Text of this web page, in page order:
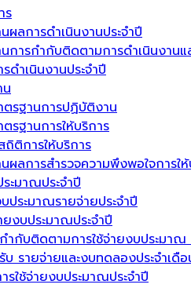
ร
ผลการดำเนินงานประจำปี
การกำกับติดตามการดำเนินงานแ
ดำเนินงานประจำปี
น
ตรฐานการปฏิบัติงาน
รฐานการให้บริการ
ติการให้บริการ
ผลการสำรวจความพึงพอใจการใ
ะมาณประจำปี
ระมาณรายจ่ายประจำปี
ยงบประมาณประจำปี
ำกับติดตามการใช้จ่ายงบประมา
บ รายจ่ายและงบทดลองประจำเดื
รใช้จ่ายงบประมาณประจำปี